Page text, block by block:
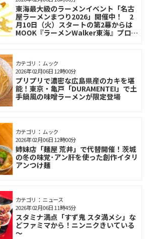
東海最大級のラーメンイベント「名古
屋ラーメンまつり2026」開催中！ 2
月10日（火）スタートの第2幕からは
MOOK『ラーメンWalker東海』プロデ
カテゴリ： ムック
プリプリで濃密な広島県産のカキを堪
能！東京・亀戸「DURAMENTEI」で土
手鍋風の味噌ラーメンが限定登場
2026年02月06日 12時00分
カテゴリ： ムック
姉妹店「麺屋 荒井」で代替開催！茨城
の冬の味覚･アン肝を使った創作イタリ
アンつけ麺
2026年02月06日 12時00分
カテゴリ： ニュース
スタミナ満点「すず鬼 スタ満メシ」な
どファミマから！ニンニクきいている
～
2026年02月06日 11時45分